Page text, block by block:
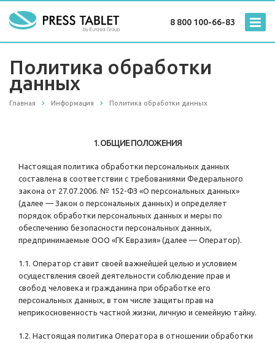
8 800 100-66-83
Политика обработки
данных
Главная Информация Политика обработки данных
1. ОБЩИЕ ПОЛОЖЕНИЯ
Настоящая политика обработки персональных данных
составлена в соответствии с требованиями Федерального
закона от 27.07.2006. № 152-ФЗ «О персональных данных»
(далее — Закон о персональных данных) и определяет
порядок обработки персональных данных и меры по
обеспечению безопасности персональных данных,
предпринимаемые ООО «ГК Евразия» (далее — Оператор).
1.1. Оператор ставит своей важнейшей целью и условием
осуществления своей деятельности соблюдение прав и
свобод человека и гражданина при обработке его
персональных данных, в том числе защиты прав на
неприкосновенность частной жизни, личную и семейную тайну.
1.2. Настоящая политика Оператора в отношении обработки